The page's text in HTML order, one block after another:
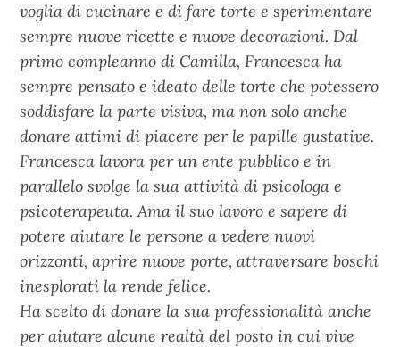
voglia di cucinare e di fare torte e sperimentare
sempre nuove ricette e nuove decorazioni. Dal
primo compleanno di Camilla, Francesca ha
sempre pensato e ideato delle torte che potessero
soddisfare la parte visiva, ma non solo anche
donare attimi di piacere per le papille gustative.
Francesca lavora per un ente pubblico e in
parallelo svolge la sua attività di psicologa e
psicoterapeuta. Ama il suo lavoro e sapere di
potere aiutare le persone a vedere nuovi
orizzonti, aprire nuove porte, attraversare boschi
inesplorati la rende felice.
Ha scelto di donare la sua professionalità anche
per aiutare alcune realtà del posto in cui vive